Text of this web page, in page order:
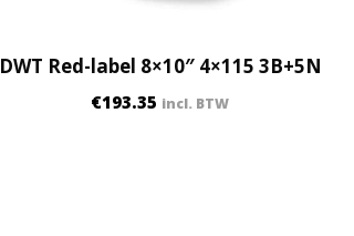
DWT Red-label 8×10″ 4×115 3B+5N
€193.35 incl. BTW